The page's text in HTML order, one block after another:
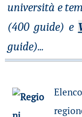
università e
(400 guide) e
guide)...